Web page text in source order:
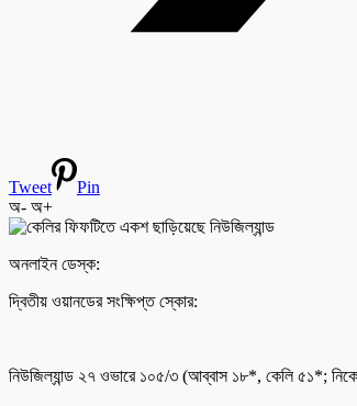
Tweet
Pin
অ- অ+
অনলাইন ডেস্ক:
দ্বিতীয় ওয়ানডের সংক্ষিপ্ত স্কোর:
নিউজিল্যান্ড ২৭ ওভারে ১০৫/৩ (আব্বাস ১৮*, কেলি ৫১*;